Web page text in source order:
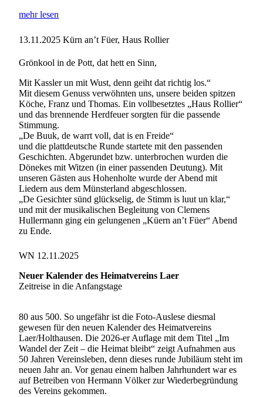
mehr lesen
13.11.2025 Kürn an’t Füer, Haus Rollier
Grönkool in de Pott, dat hett en Sinn,
Mit Kassler un mit Wust, denn geiht dat richtig los.“
Mit diesem Genuss verwöhnten uns, unsere beiden spitzen
Köche, Franz und Thomas. Ein vollbesetztes „Haus Rollier“
und das brennende Herdfeuer sorgten für die passende
Stimmung.
„De Buuk, de warrt voll, dat is en Freide“
und die plattdeutsche Runde startete mit den passenden
Geschichten. Abgerundet bzw. unterbrochen wurden die
Dönekes mit Witzen (in einer passenden Deutung). Mit
unseren Gästen aus Hohenholte wurde der Abend mit
Liedern aus dem Münsterland abgeschlossen.
„De Gesichter sünd glückselig, de Stimm is luut un klar,“
und mit der musikalischen Begleitung von Clemens
Hullermann ging ein gelungenen „Küern an’t Füer“ Abend
zu Ende.
WN 12.11.2025
Neuer Kalender des Heimatvereins Laer
Zeitreise in die Anfangstage
80 aus 500. So ungefähr ist die Foto-Auslese diesmal
gewesen für den neuen Kalender des Heimatvereins
Laer/Holthausen. Die 2026-er Auflage mit dem Titel „Im
Wandel der Zeit – die Heimat bleibt“ zeigt Aufnahmen aus
50 Jahren Vereinsleben, denn dieses runde Jubiläum steht im
neuen Jahr an. Vor genau einem halben Jahrhundert war es
auf Betreiben von Hermann Völker zur Wiederbegründung
des Vereins gekommen.